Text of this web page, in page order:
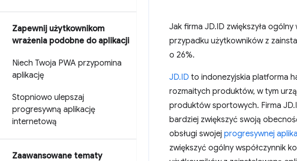
Zapewnij użytkownikom
wrażenia podobne do aplikacji
Niech Twoja PWA przypomina
aplikację
Stopniowo ulepszaj
progresywną aplikację
internetową
Zaawansowane tematy
Jak firma JD.ID zwiększyła
przypadku użytkowników z
o 26%.
JD.ID to indonezyjskia platforma
rozmaitych produktów, w tym
produktów sportowych. Firma
bardziej zwiększyć swoją
obsługi swojej progresywnej
zwiększyć ogólny współczynnik